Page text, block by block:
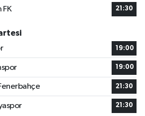
FK
21:30
19:00
19:00
21:30
21:30